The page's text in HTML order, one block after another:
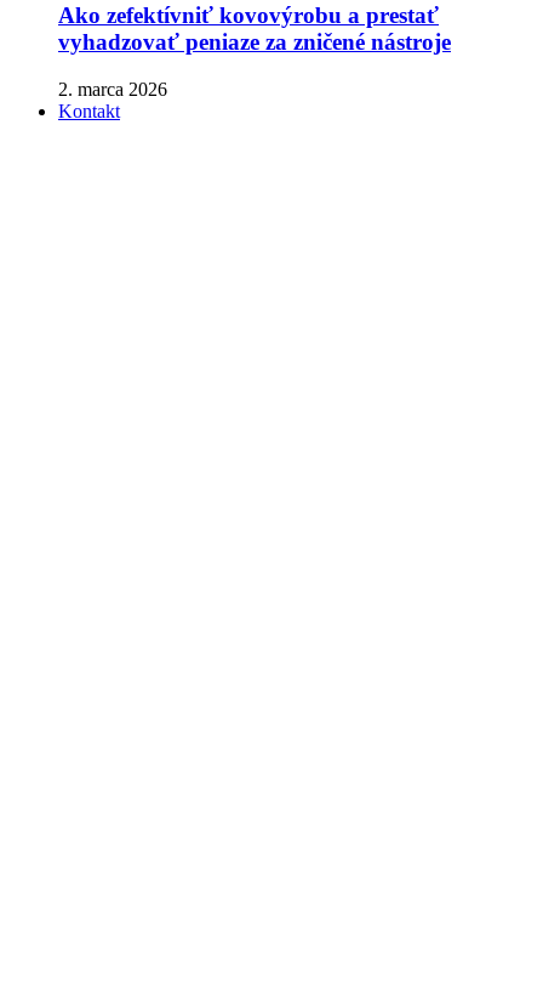
Ako zefektívniť kovovýrobu a prestať
vyhadzovať peniaze za zničené nástroje
2. marca 2026
Kontakt